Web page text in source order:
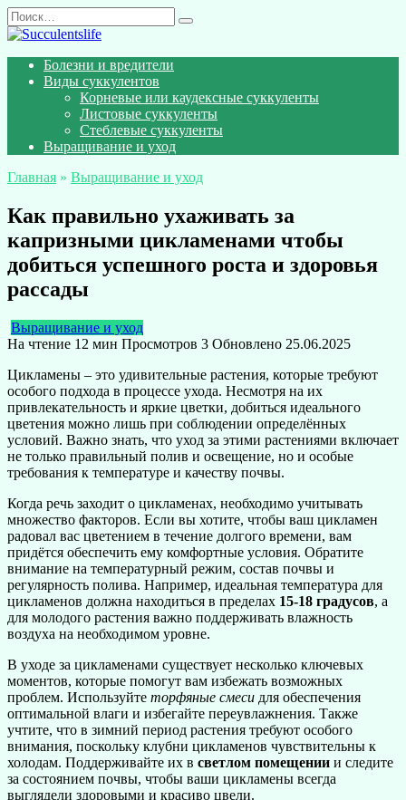
Перейти
к
Search
for:
Болезни и вредители
Виды суккулентов
Корневые или каудексные суккуленты
Листовые суккуленты
Стеблевые суккуленты
Выращивание и уход
Главная » Выращивание и уход
Как правильно ухаживать за
капризными цикламенами чтобы
добиться успешного роста и здоровья
рассады
Выращивание и уход
На чтение 12 мин Просмотров 3 Обновлено 25.06.2025
Цикламены – это удивительные растения, которые требуют
особого подхода в процессе ухода. Несмотря на их
привлекательность и яркие цветки, добиться идеального
цветения можно лишь при соблюдении определённых
условий. Важно знать, что уход за этими растениями включает
не только правильный полив и освещение, но и особые
требования к температуре и качеству почвы.
Когда речь заходит о цикламенах, необходимо учитывать
множество факторов. Если вы хотите, чтобы ваш цикламен
радовал вас цветением в течение долгого времени, вам
придётся обеспечить ему комфортные условия. Обратите
внимание на температурный режим, состав почвы и
регулярность полива. Например, идеальная температура для
цикламенов должна находиться в пределах 15-18 градусов, а
для молодого растения важно поддерживать влажность
воздуха на необходимом уровне.
В уходе за цикламенами существует несколько ключевых
моментов, которые помогут вам избежать возможных
проблем. Используйте торфяные смеси для обеспечения
оптимальной влаги и избегайте переувлажнения. Также
учтите, что в зимний период растения требуют особого
внимания, поскольку клубни цикламенов чувствительны к
холодам. Поддерживайте их в светлом помещении и следите
за состоянием почвы, чтобы ваши цикламены всегда
выглядели здоровыми и красиво цвели.